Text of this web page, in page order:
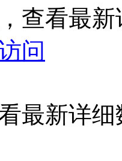
查看最
问
最新详细